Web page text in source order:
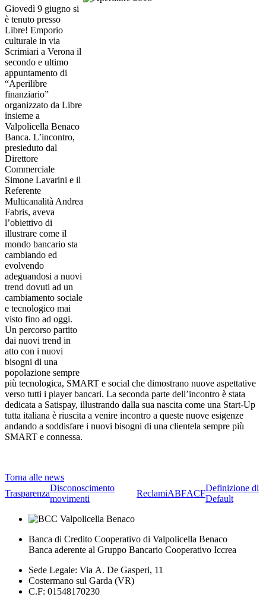
Giovedì 9 giugno si
è tenuto presso
Libre! Emporio
culturale in via
Scrimiari a Verona il
secondo e ultimo
appuntamento di
“Aperilibre
finanziario”
organizzato da Libre
insieme a
Valpolicella Benaco
Banca. L’incontro,
presieduto dal
Direttore
Commerciale
Simone Lavarini e il
Referente
Multicanalità Andrea
Fabris, aveva
l’obiettivo di
illustrare come il
mondo bancario sta
cambiando ed
evolvendo
adeguandosi a nuovi
trend dovuti ad un
cambiamento sociale
e tecnologico mai
visto fino ad oggi.
Un percorso partito
dai nuovi trend in
atto con i nuovi
bisogni di una
popolazione sempre
più tecnologica, SMART e social che dimostrano nuove aspettative
verso tutti i player bancari. La seconda parte dell’incontro è stata
dedicata a Satispay, illustrando dalla sua nascita come una Start-Up
tutta italiana è riuscita a venire incontro a queste nuove esigenze
andando a soddisfare i nuovi bisogni di una clientela sempre più
SMART e connessa.
Torna alle news
Trasparenza
Disconoscimento
movimenti
ReclamiABFACF
Definizione di
Default
Banca di Credito Cooperativo di Valpolicella Benaco
Banca aderente al Gruppo Bancario Cooperativo Iccrea
Sede Legale: Via A. De Gasperi, 11
Costermano sul Garda (VR)
C.F: 01548170230